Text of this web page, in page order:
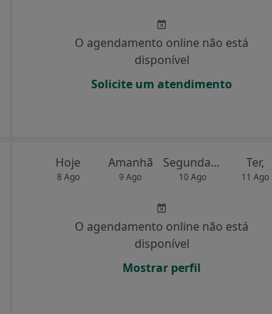
O agendamento online não está
disponível
Solicite um atendimento
Hoje
8 Ago
Amanhã
9 Ago
Segunda-feira
10 Ago
Ter,
11 Ago
O agendamento online não está
disponível
Mostrar perfil